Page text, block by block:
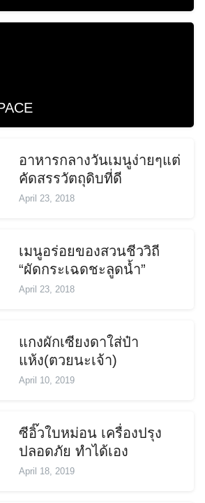
อาหารกลางวันเมนูง่ายๆแต่
คัดสรรวัตถุดิบที่ดี
April 23, 2018
เมนูอร่อยของสวนชีววิถี
“ผัดกระเฉดชะลูดน้ำ”
April 23, 2018
แกงผักเซียงดาใส่ป๋า
แห้ง(ตวยนะเจ้า)
April 10, 2019
ซีอิ๊วใบหม่อน เครื่องปรุง
ปลอดภัย ทำได้เอง
April 18, 2019